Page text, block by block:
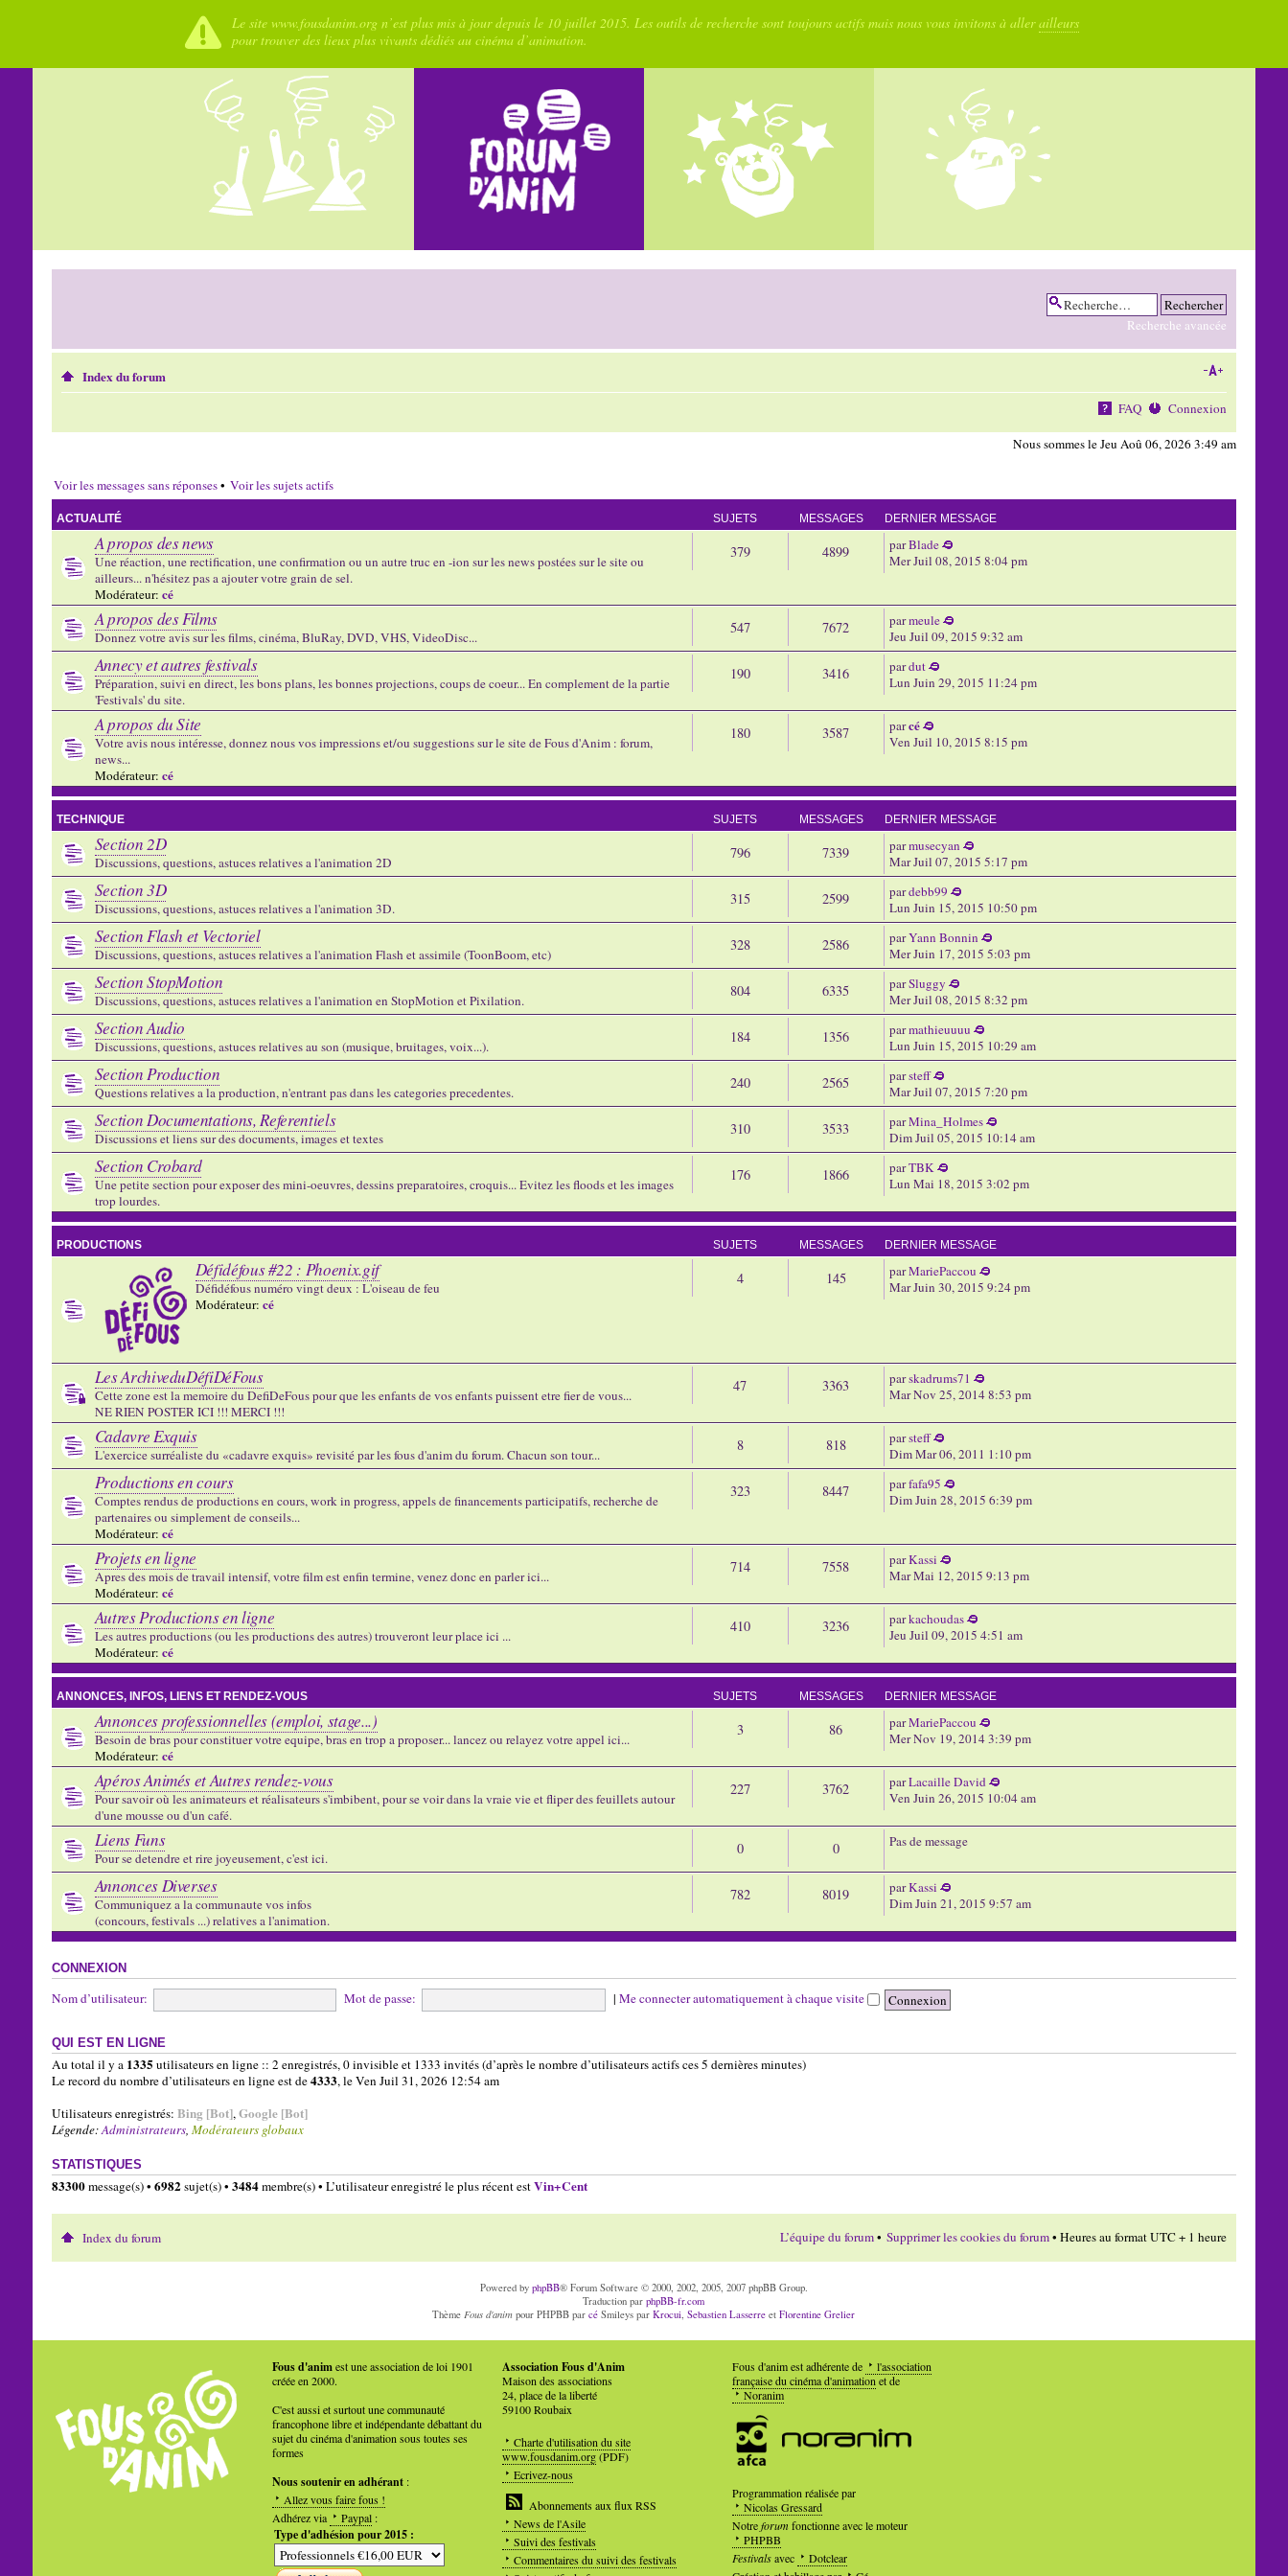
Le site www.fousdanim.org n’est plus mis à jour depuis le 10 juillet 2015. Les outils de recherche sont toujours actifs mais nous vous invitons à allerailleurs
pour trouver des lieux plus vivants dédiés au cinéma d’animation.
Recherche avancée
Index du forum
FAQ Connexion
Nous sommes le Jeu Aoû 06, 2026 3:49 am
Voir les messages sans réponses• Voir les sujets actifs
ACTUALITÉ SUJETS MESSAGES DERNIER MESSAGE
A propos des news
Une réaction, une rectification, une confirmation ou un autre truc en -ion sur les news postées sur le site ou
ailleurs... n'hésitez pas a ajouter votre grain de sel.
Modérateur: cé
379 4899 parBlade
Mer Juil 08, 2015 8:04 pm
A propos des Films
Donnez votre avis sur les films, cinéma, BluRay, DVD, VHS, VideoDisc...
547 7672 parmeule
Jeu Juil 09, 2015 9:32 am
Annecy et autres festivals
Préparation, suivi en direct, les bons plans, les bonnes projections, coups de coeur... En complement de la partie
'Festivals' du site.
190 3416 pardut
Lun Juin 29, 2015 11:24 pm
A propos du Site
Votre avis nous intéresse, donnez nous vos impressions et/ou suggestions sur le site de Fous d'Anim : forum,
news...
Modérateur: cé
180 3587 parcé
Ven Juil 10, 2015 8:15 pm
TECHNIQUE SUJETS MESSAGES DERNIER MESSAGE
Section 2D
Discussions, questions, astuces relatives a l'animation 2D
796 7339 parmusecyan
Mar Juil 07, 2015 5:17 pm
Section 3D
Discussions, questions, astuces relatives a l'animation 3D.
315 2599 pardebb99
Lun Juin 15, 2015 10:50 pm
Section Flash et Vectoriel
Discussions, questions, astuces relatives a l'animation Flash et assimile (ToonBoom, etc)
328 2586 parYann Bonnin
Mer Juin 17, 2015 5:03 pm
Section StopMotion
Discussions, questions, astuces relatives a l'animation en StopMotion et Pixilation.
804 6335 parSluggy
Mer Juil 08, 2015 8:32 pm
Section Audio
Discussions, questions, astuces relatives au son (musique, bruitages, voix...).
184 1356 parmathieuuuu
Lun Juin 15, 2015 10:29 am
Section Production
Questions relatives a la production, n'entrant pas dans les categories precedentes.
240 2565 parsteff
Mar Juil 07, 2015 7:20 pm
Section Documentations, Referentiels
Discussions et liens sur des documents, images et textes
310 3533 parMina_Holmes
Dim Juil 05, 2015 10:14 am
Section Crobard
Une petite section pour exposer des mini-oeuvres, dessins preparatoires, croquis... Evitez les floods et les images
trop lourdes.
176 1866 parTBK
Lun Mai 18, 2015 3:02 pm
PRODUCTIONS SUJETS MESSAGES DERNIER MESSAGE
Défidéfous #22 : Phoenix.gif
Défidéfous numéro vingt deux : L'oiseau de feu
Modérateur: cé
4 145 parMariePaccou
Mar Juin 30, 2015 9:24 pm
Les ArchiveduDéfiDéFous
Cette zone est la memoire du DefiDeFous pour que les enfants de vos enfants puissent etre fier de vous...
NE RIEN POSTER ICI !!! MERCI !!!
47 3363 parskadrums71
Mar Nov 25, 2014 8:53 pm
Cadavre Exquis
L'exercice surréaliste du «cadavre exquis» revisité par les fous d'anim du forum. Chacun son tour...
8 818 parsteff
Dim Mar 06, 2011 1:10 pm
Productions en cours
Comptes rendus de productions en cours, work in progress, appels de financements participatifs, recherche de
partenaires ou simplement de conseils...
Modérateur: cé
323 8447 parfafa95
Dim Juin 28, 2015 6:39 pm
Projets en ligne
Apres des mois de travail intensif, votre film est enfin termine, venez donc en parler ici...
Modérateur: cé
714 7558 parKassi
Mar Mai 12, 2015 9:13 pm
Autres Productions en ligne
Les autres productions (ou les productions des autres) trouveront leur place ici ...
Modérateur: cé
410 3236 parkachoudas
Jeu Juil 09, 2015 4:51 am
ANNONCES, INFOS, LIENS ET RENDEZ-VOUS SUJETS MESSAGES DERNIER MESSAGE
Annonces professionnelles (emploi, stage...)
Besoin de bras pour constituer votre equipe, bras en trop a proposer... lancez ou relayez votre appel ici...
Modérateur: cé
3 86 parMariePaccou
Mer Nov 19, 2014 3:39 pm
Apéros Animés et Autres rendez-vous
Pour savoir où les animateurs et réalisateurs s'imbibent, pour se voir dans la vraie vie et fliper des feuillets autour
d'une mousse ou d'un café.
227 3762 parLacaille David
Ven Juin 26, 2015 10:04 am
Liens Funs
Pour se detendre et rire joyeusement, c'est ici.
0 0 Pas de message
Annonces Diverses
Communiquez a la communaute vos infos
(concours, festivals ...) relatives a l'animation.
782 8019 parKassi
Dim Juin 21, 2015 9:57 am
CONNEXION
Nom d’utilisateur: Mot de passe: | Me connecter automatiquement à chaque visite
QUI EST EN LIGNE
Au total il y a 1335 utilisateurs en ligne :: 2 enregistrés, 0 invisible et 1333 invités (d’après le nombre d’utilisateurs actifs ces 5 dernières minutes)
Le record du nombre d’utilisateurs en ligne est de4333, le Ven Juil 31, 2026 12:54 am
Utilisateurs enregistrés: Bing [Bot],Google [Bot]
Légende:Administrateurs, Modérateurs globaux
STATISTIQUES
83300message(s) • 6982sujet(s) • 3484membre(s) • L’utilisateur enregistré le plus récent estVin+Cent
Index du forum L’équipe du forum• Supprimer les cookies du forum• Heures au format UTC + 1 heure
Powered by phpBB® Forum Software © 2000, 2002, 2005, 2007 phpBB Group.
Traduction parphpBB-fr.com
Thème Fous d'anim pour PHPBB parcé Smileys parKrocui ,Sebastien Lasserre etFlorentine Grelier
Fous d'animest une association de loi 1901
créée en 2000.
C'est aussi et surtout une communauté
francophone libre et indépendante débattant du
sujet du cinéma d'animation sous toutes ses
formes
Nous soutenir en adhérant:
Allez vous faire fous !
Adhérez via
Paypal:
Type d'adhésion pour 2015 :
Association Fous d'Anim
Maison des associations
24, place de la liberté
59100 Roubaix
Charte d'utilisation du site
www.fousdanim.org(PDF)
Ecrivez-nous
Abonnements aux flux RSS
News de l'Asile
Suivi des festivals
Commentaires du suivi des festivals
Fous d'anim est adhérente de
l'association
française du cinéma d'animationet de
Noranim
Programmation réalisée par
Nicolas Gressard
Notreforumfonctionne avec le moteur
PHPBB
Festivalsavec
Dotclear